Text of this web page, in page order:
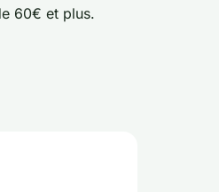
60€ et plus.